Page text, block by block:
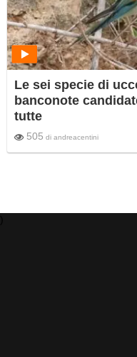
Le sei specie di
banconote
tutte
505 di andreacentini